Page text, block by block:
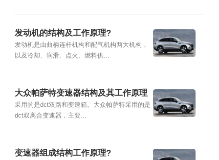
发动机的结构及工作原理?
发动机是由曲柄连杆机构和配气机构两大机构，
以及冷却、润滑、点火、燃料供...
大众帕萨特变速器结构及其工作原理
采用的是dct双路和变速箱。大众帕萨特采用的是
dct双离合变速器，主要...
变速器组成结构工作原理?